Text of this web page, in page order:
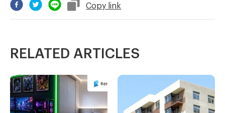
Copy link
RELATED ARTICLES